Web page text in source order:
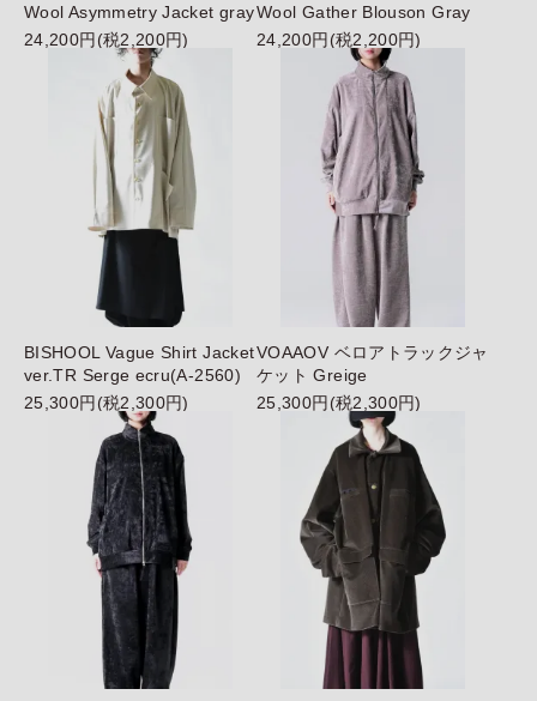
Wool Asymmetry Jacket gray
24,200円(税2,200円)
Wool Gather Blouson Gray
24,200円(税2,200円)
BISHOOL Vague Shirt Jacket
ver.TR Serge ecru(A-2560)
25,300円(税2,300円)
VOAAOV ベロアトラックジャ
ケット Greige
25,300円(税2,300円)